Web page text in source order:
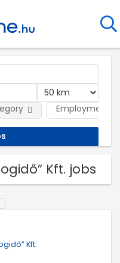
Employment
Kft. jobs
Kft.